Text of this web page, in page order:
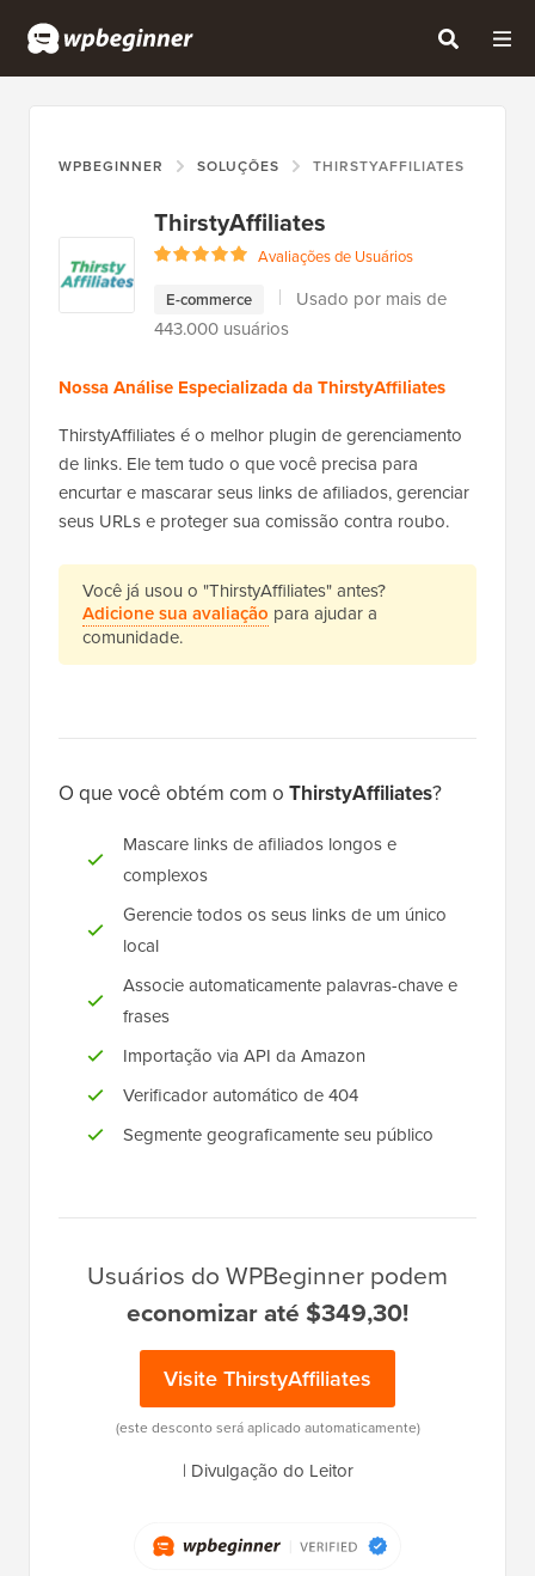
WPBEGINNER SOLUÇÕES THIRSTYAFFILIATES
ThirstyAffiliates
Avaliações de Usuários
E-commerce
Usado por mais de
443.000 usuários
Nossa Análise Especializada da ThirstyAffiliates
ThirstyAffiliates é o melhor plugin de gerenciamento
de links. Ele tem tudo o que você precisa para
encurtar e mascarar seus links de afiliados, gerenciar
seus URLs e proteger sua comissão contra roubo.
Você já usou o "ThirstyAffiliates" antes?
Adicione sua avaliação para ajudar a
comunidade.
O que você obtém com o ThirstyAffiliates?
Mascare links de afiliados longos e
complexos
Gerencie todos os seus links de um único
local
Associe automaticamente palavras-chave e
frases
Importação via API da Amazon
Verificador automático de 404
Segmente geograficamente seu público
Usuários do WPBeginner podem
economizar até $349,30!
Visite ThirstyAffiliates
(este desconto será aplicado automaticamente)
| Divulgação do Leitor